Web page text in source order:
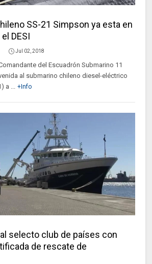
SS-21 Simpson ya esta en
DESI
Jul 02, 2018
del Escuadrón Submarino 11
al submarino chileno diesel-eléctrico
a ... +Info
selecto club de países con
de rescate de